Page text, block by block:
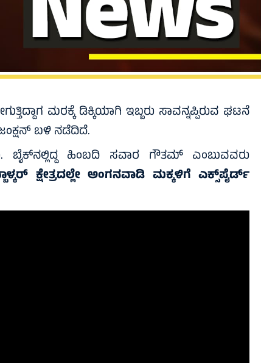
ಮರಕ್ಕೆ ಡಿಕ್ಕಿಯಾಗಿ ಇಬ್ಬರು ಸಾವನ್ನಪ್ಪಿರುವ ಘಟನೆ
ಬಳಿ ನಡೆದಿದೆ.
ಬೈಕ್‌ನಲ್ಲಿದ್ದ ಹಿಂಬದಿ ಸವಾರ ಗೌತಮ್ ಎಂಬುವವರು
ಕ್ಷೇತ್ರದಲ್ಲೇ ಅಂಗನವಾಡಿ ಮಕ್ಕಳಿಗೆ ಎಕ್ಸ್‌ಪೈರ್ಡ್‌